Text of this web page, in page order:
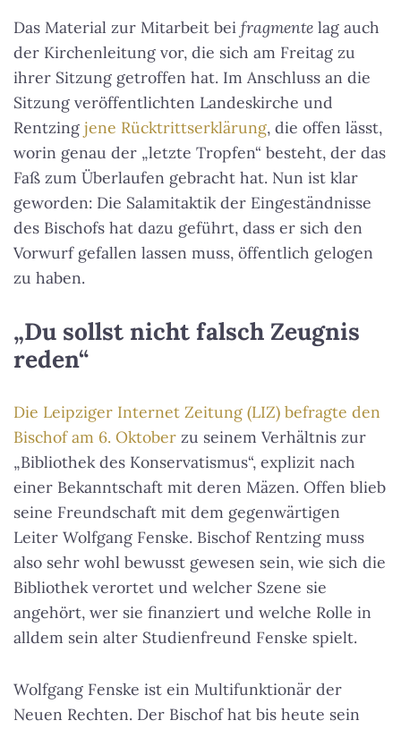
Das Material zur Mitarbeit bei fragmente lag auch
der Kirchenleitung vor, die sich am Freitag zu
ihrer Sitzung getroffen hat. Im Anschluss an die
Sitzung veröffentlichten Landeskirche und
Rentzing jene Rücktrittserklärung, die offen lässt,
worin genau der „letzte Tropfen“ besteht, der das
Faß zum Überlaufen gebracht hat. Nun ist klar
geworden: Die Salamitaktik der Eingeständnisse
des Bischofs hat dazu geführt, dass er sich den
Vorwurf gefallen lassen muss, öffentlich gelogen
zu haben.
„Du sollst nicht falsch Zeugnis
reden“
Die Leipziger Internet Zeitung (LIZ) befragte den
Bischof am 6. Oktober zu seinem Verhältnis zur
„Bibliothek des Konservatismus“, explizit nach
einer Bekanntschaft mit deren Mäzen. Offen blieb
seine Freundschaft mit dem gegenwärtigen
Leiter Wolfgang Fenske. Bischof Rentzing muss
also sehr wohl bewusst gewesen sein, wie sich die
Bibliothek verortet und welcher Szene sie
angehört, wer sie finanziert und welche Rolle in
alldem sein alter Studienfreund Fenske spielt.
Wolfgang Fenske ist ein Multifunktionär der
Neuen Rechten. Der Bischof hat bis heute sein